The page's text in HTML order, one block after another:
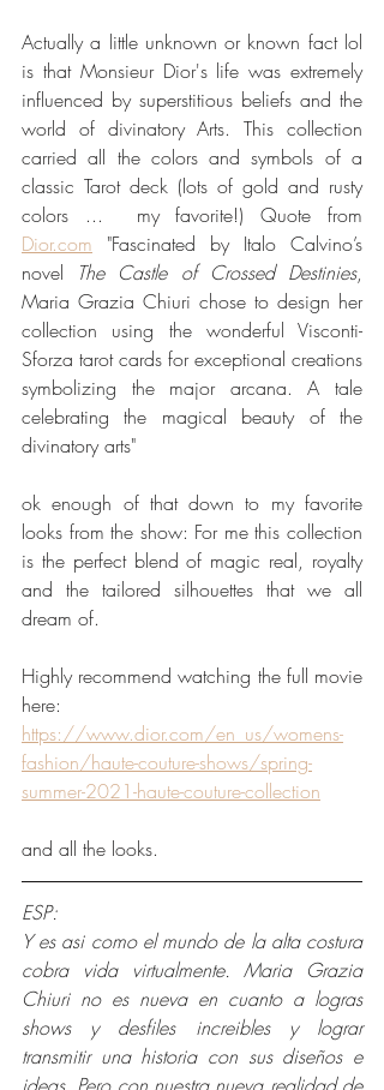
Actually a little unknown or known fact lol
is that Monsieur Dior's life was extremely
influenced by superstitious beliefs and the
world of divinatory Arts. This collection
carried all the colors and symbols of a
classic Tarot deck (lots of gold and rusty
Dior.com "Fascinated by Italo Calvino’s
novel
The Castle of Crossed Destinies,
Maria Grazia Chiuri chose to design her
collection using the wonderful Visconti-
Sforza tarot cards for exceptional creations
symbolizing the major arcana. A tale
celebrating the magical beauty of the
divinatory arts"
ok enough of that down to my favorite
looks from the show: For me this collection
is the perfect blend of magic real, royalty
and the tailored silhouettes that we all
dream of.
Highly recommend watching the full movie
https://www.dior.com/en_us/womens-
fashion/haute-couture-shows/spring-
summer-2021-haute-couture-collection
and all the looks.
ESP:
Y es asi como el mundo de la alta costura
cobra vida virtualmente. Maria Grazia
Chiuri no es nueva en cuanto a logras
shows y desfiles increibles y lograr
transmitir una historia con sus diseños e